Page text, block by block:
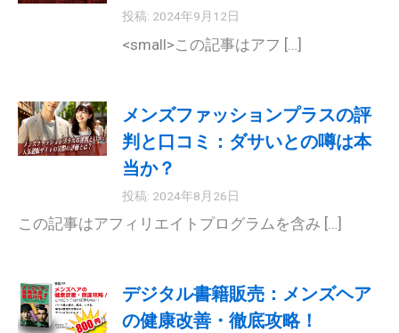
投稿: 2024年9月12日
<small>この記事はアフ […]
メンズファッションプラスの評
判と口コミ：ダサいとの噂は本
当か？
投稿: 2024年8月26日
この記事はアフィリエイトプログラムを含み […]
デジタル書籍販売：メンズヘア
の健康改善・徹底攻略！